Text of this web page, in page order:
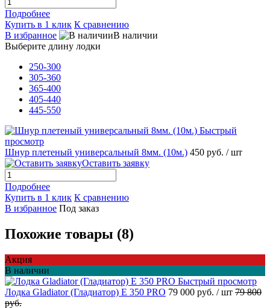
Подробнее
Купить в 1 клик К сравнению
В избранное
В наличии
Выберите длину лодки
250-300
305-360
365-400
405-440
445-550
Быстрый
просмотр
Шнур плетеный универсальный 8мм. (10м.) 450 руб. / шт
Оставить заявку
Подробнее
Купить в 1 клик К сравнению
В избранное Под заказ
Похожие товары (8)
Акция
В наличии
Быстрый просмотр
Лодка Gladiator (Гладиатор) E 350 PRO 79 000 руб. / шт 79 800
руб.